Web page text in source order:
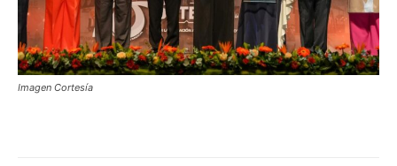
Imagen Cortesía